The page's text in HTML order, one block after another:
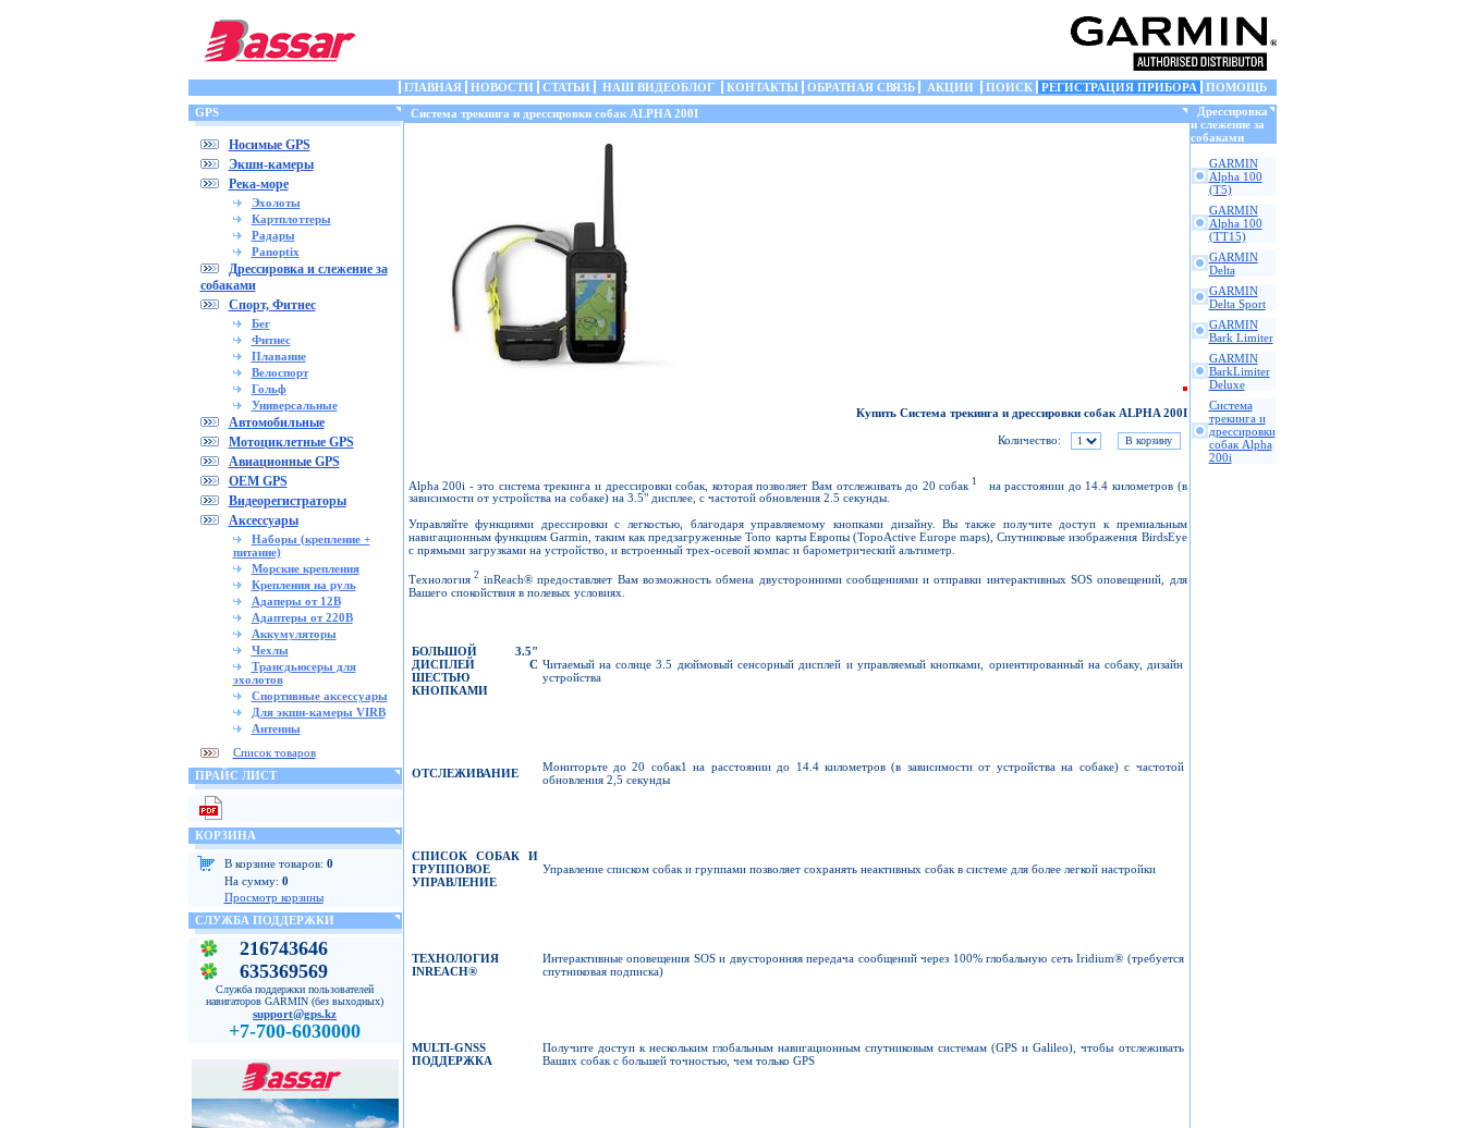
ГЛАВНАЯ НОВОСТИ СТАТЬИ НАШ ВИДЕОБЛОГ КОНТАКТЫ ОБРАТНАЯ СВЯЗЬ АКЦИИ ПОИСК РЕГИСТРАЦИЯ ПРИБОРА
ПОМОЩЬ
GPS
Носимые GPS
Экшн-камеры
Река-море
Эхолоты
Картплоттеры
Радары
Panoptix
Дрессировка и слежение за
собаками
Спорт, Фитнес
Бег
Фитнес
Плавание
Велоспорт
Гольф
Универсальные
Автомобильные
Мотоциклетные GPS
Авиационные GPS
OEM GPS
Видеорегистраторы
Аксессуары
Наборы (крепление +
питание)
Морские крепления
Крепления на руль
Адаперы от 12В
Адаптеры от 220В
Аккумуляторы
Чехлы
Трансдьюсеры для
эхолотов
Спортивные аксессуары
Для экшн-камеры VIRB
Антенны
Список товаров
ПРАЙС ЛИСТ
КОРЗИНА
В корзине товаров: 0
На сумму: 0
Просмотр корзины
СЛУЖБА ПОДДЕРЖКИ
216743646
635369569
Служба поддержки пользователей
навигаторов GARMIN (без выходных)
support@gps.kz
+7-700-6030000
Cистема трекинга и дрессировки собак ALPHA 200I
Купить Cистема трекинга и дрессировки собак ALPHA 200I
Количество:
Alpha 200i - это система трекинга и дрессировки собак, которая позволяет Вам отслеживать до 20 собак 1
на расстоянии до 14.4 километров (в
зависимости от устройства на собаке) на 3.5" дисплее, с частотой обновления 2.5 секунды.
Управляйте функциями дрессировки с легкостью, благодаря управляемому кнопками дизайну. Вы также получите доступ к премиальным
навигационным функциям Garmin, таким как предзагруженные Топо карты Европы (TopoActive Europe maps), Спутниковые изображения BirdsEye
с прямыми загрузками на устройство, и встроенный трех-осевой компас и барометрический альтиметр.
Технология 2 inReach® предоставляет Вам возможность обмена двусторонними сообщениями и отправки интерактивных SOS оповещений, для
Вашего спокойствия в полевых условиях.
БОЛЬШОЙ3.5"
ДИСПЛЕЙ
С
ШЕСТЬЮ
КНОПКАМИ
Читаемый на солнце 3.5 дюймовый сенсорный дисплей и управляемый кнопками, ориентированный на собаку, дизайн
устройства
ОТСЛЕЖИВАНИЕ
Мониторьте до 20 собак1 на расстоянии до 14.4 километров (в зависимости от устройства на собаке) с частотой
обновления 2,5 секунды
СПИСОК СОБАК И
ГРУППОВОЕ
УПРАВЛЕНИЕ
Управление списком собак и группами позволяет сохранять неактивных собак в системе для более легкой настройки
ТЕХНОЛОГИЯ
INREACH®
Интерактивные оповещения SOS и двусторонняя передача сообщений через 100% глобальную сеть Iridium® (требуется
спутниковая подписка)
MULTI-GNSS
ПОДДЕРЖКА
Получите доступ к нескольким глобальным навигационным спутниковым системам (GPS и Galileo), чтобы отслеживать
Ваших собак с большей точностью, чем только GPS
Дрессировка
и слежение за
собаками
GARMIN
Alpha 100
(T5)
GARMIN
Alpha 100
(TT15)
GARMIN
Delta
GARMIN
Delta Sport
GARMIN
Bark Limiter
GARMIN
BarkLimiter
Deluxe
Cистема
трекинга и
дрессировки
собак Alpha
200i